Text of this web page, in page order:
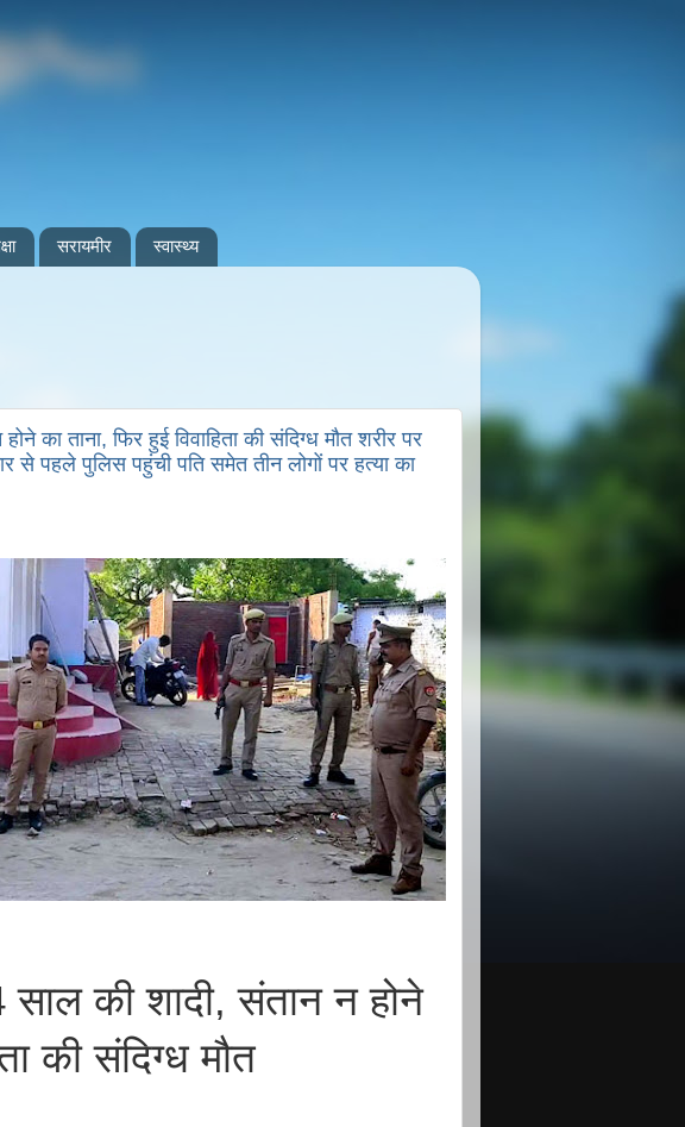
सरायमीर स्वास्थ्य
का ताना, फिर हुई विवाहिता की संदिग्ध मौत शरीर पर
से पहले पुलिस पहुंची पति समेत तीन लोगों पर हत्या का
की शादी, संतान न होने
की संदिग्ध मौत